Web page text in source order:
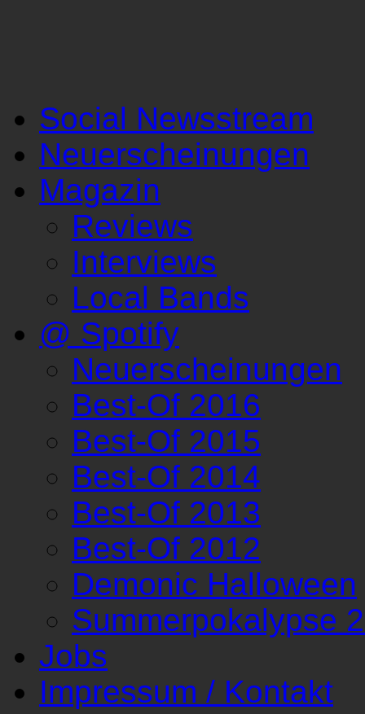
Social Newsstream
Neuerscheinungen
Magazin
Reviews
Interviews
Local Bands
@ Spotify
Neuerscheinungen
Best-Of 2016
Best-Of 2015
Best-Of 2014
Best-Of 2013
Best-Of 2012
Demonic Halloween
Summerpokalypse
Jobs
Impressum / Kontakt